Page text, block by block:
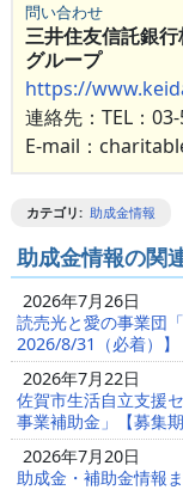
問い合わせ
三井住友信託銀
グループ
https://
連絡先：TEL：
E-mail：
カテゴリ: 助成金情報
助成金情報の関
2026年7月26日
読売光と愛の事業団
2026/8/31（必着）】
2026年7月22日
佐賀市生活自立支援
事業補助金」【募集
2026年7月20日
助成金・補助金情報